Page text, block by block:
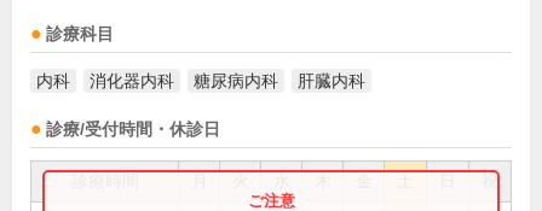
診療科目
内科 消化器内科 糖尿病内科 肝臓内科
診療/受付時間・休診日
祝